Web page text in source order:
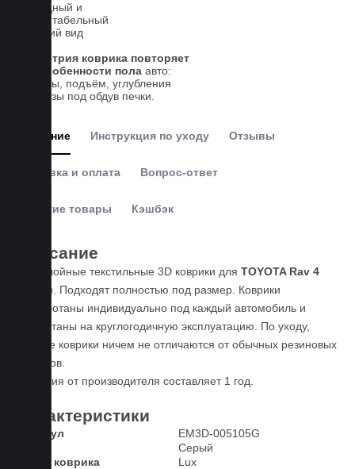
Солидный и
презентабельный
внешний вид
Геометрия коврика повторяет
все особенности пола авто:
выступы, подъём, углубления
и вырезы под обдув печки.
Описание Инструкция по уходу Отзывы
Доставка и оплата Вопрос-ответ
Похожие товары Кэшбэк
Описание
Пятислойные текстильные 3D коврики для TOYOTA Rav 4
(2019-) . Подходят полностью под размер. Коврики
разработаны индивидуально под каждый автомобиль и
рассчитаны на круглогодичную эксплуатацию. По уходу,
данные коврики ничем не отличаются от обычных резиновых
ковриков.
Гарантия от производителя составляет 1 год.
Характеристики
Артикул
EM3D-005105G
Серый
Класс коврика
Lux